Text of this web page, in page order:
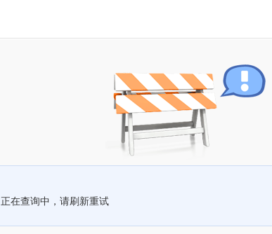
正在查询中，请刷新重试